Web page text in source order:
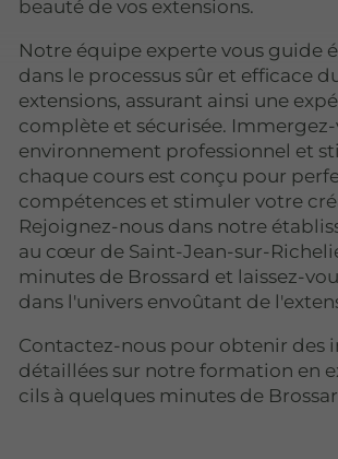
beauté de vos extensions.
Notre équipe experte vous guide
dans le processus sûr et efficace
extensions, assurant ainsi une
complète et sécurisée. Immergez-
environnement professionnel et
chaque cours est conçu pour
compétences et stimuler votre
Rejoignez-nous dans notre
au cœur de Saint-Jean-sur-
minutes de Brossard et laissez-
dans l'univers envoûtant de
Contactez-nous pour obtenir des
détaillées sur notre formation en
cils à quelques minutes de